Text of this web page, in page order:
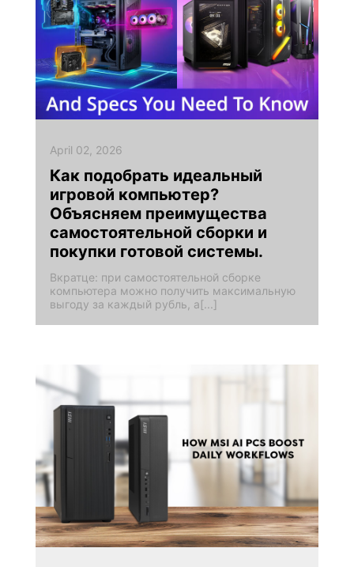
April 02, 2026
Как подобрать идеальный
игровой компьютер?
Объясняем преимущества
самостоятельной сборки и
покупки готовой системы.
Вкратце: при самостоятельной сборке
компьютера можно получить максимальную
выгоду за каждый рубль, а[...]